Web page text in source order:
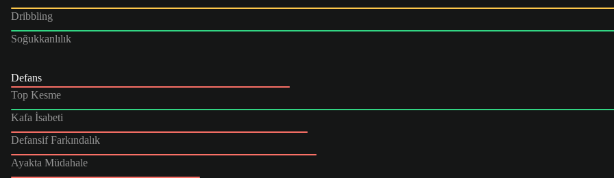
Dribbling
Soğukkanlılık
Defans
Top Kesme
Kafa İsabeti
Defansif Farkındalık
Ayakta Müdahale